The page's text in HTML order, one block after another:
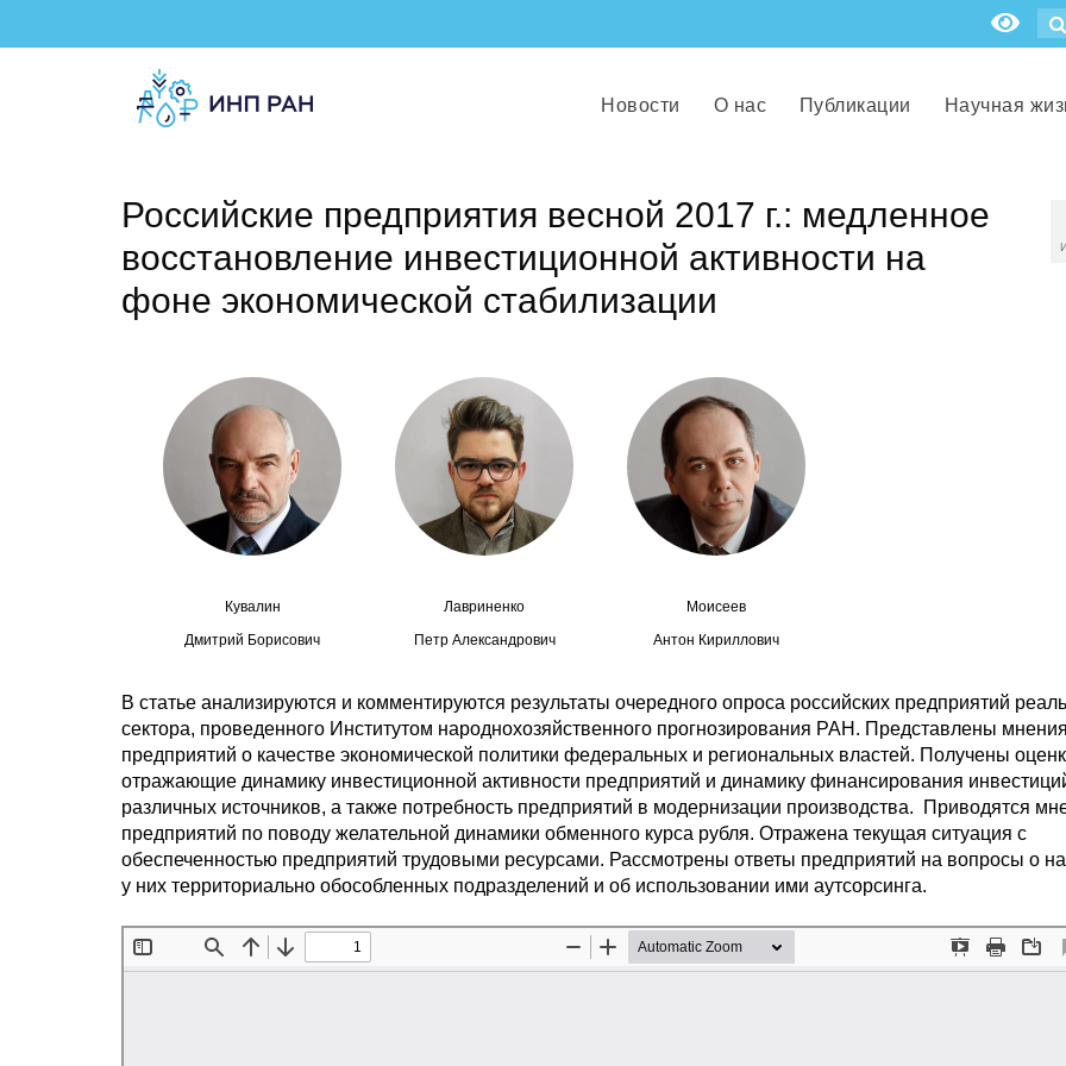
Новости О нас Публикации Научная
Российские предприятия весной 2017 г.: медленное
восстановление инвестиционной активности на
фоне экономической стабилизации
Кувалин
Дмитрий Борисович
Лавриненко
Петр Александрович
Моисеев
Антон Кириллович
В статье анализируются и комментируются результаты очередного опроса российских предприятий
сектора, проведенного Институтом народнохозяйственного прогнозирования РАН. Представлены мнения
предприятий о качестве экономической политики федеральных и региональных властей. Получены
отражающие динамику инвестиционной активности предприятий и динамику финансирования
различных источников, а также потребность предприятий в модернизации производства. Приводятся
предприятий по поводу желательной динамики обменного курса рубля. Отражена текущая ситуация с
обеспеченностью предприятий трудовыми ресурсами. Рассмотрены ответы предприятий на вопросы о
у них территориально обособленных подразделений и об использовании ими аутсорсинга.